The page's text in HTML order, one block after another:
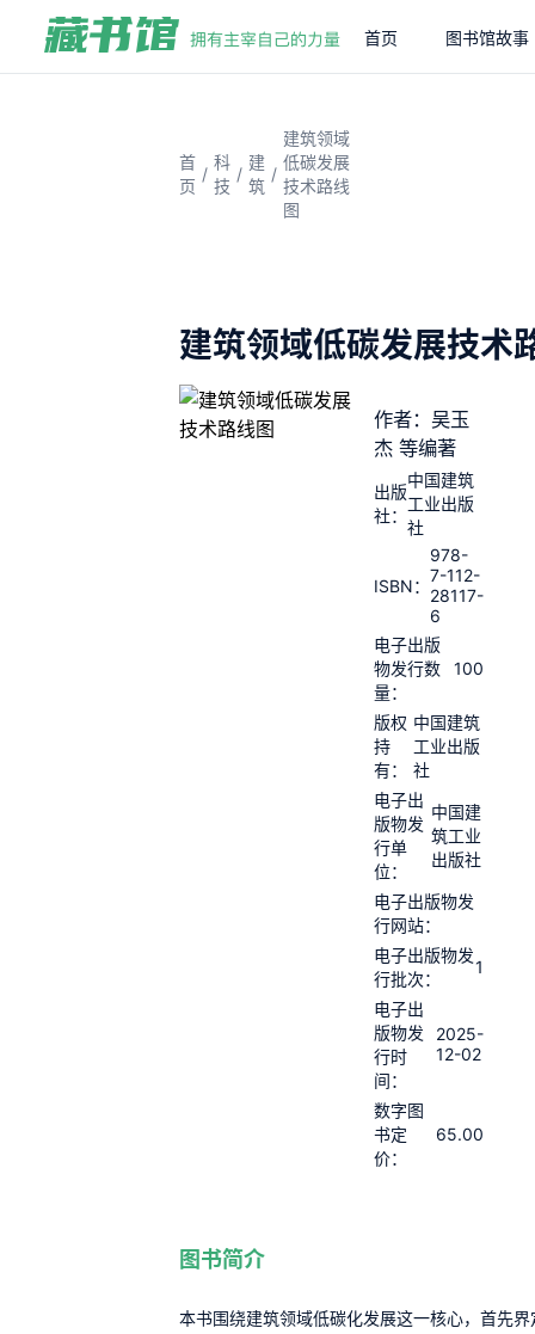
首页 图书馆故事
首
页
/
科
技
/
建
筑
/
建筑领域
低碳发展
技术路线
图
建筑领域低碳发展技术
作者：吴玉
杰 等编著
出版
社：
中国建筑
工业出版
社
ISBN：
978-
7-112-
28117-
6
电子出版
物发行数
量：
100
版权
持
有：
中国建筑
工业出版
社
电子出
版物发
行单
位：
中国建
筑工业
出版社
电子出版物发
行网站：
电子出版物发
行批次：
1
电子出
版物发
行时
间：
2025-
12-02
数字图
书定
价：
65.00
图书简介
本书围绕建筑领域低碳化发展这一核心，首先